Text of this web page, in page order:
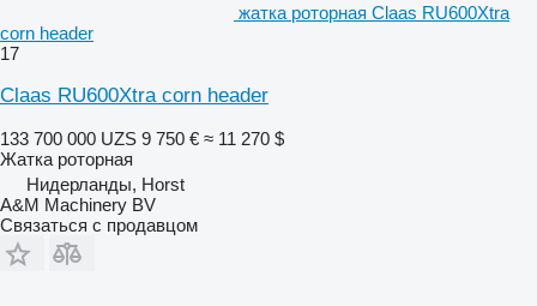
жатка роторная Claas RU600Xtra
corn header
17
Claas RU600Xtra corn header
133 700 000 UZS 9 750 € ≈ 11 270 $
Жатка роторная
Нидерланды, Horst
A&M Machinery BV
Связаться с продавцом